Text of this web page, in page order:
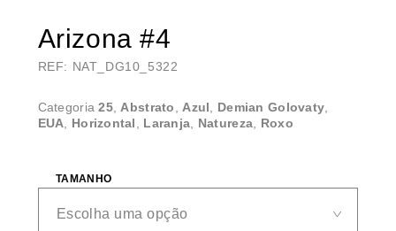
Arizona #4
REF: NAT_DG10_5322
Categoria25, Abstrato Azul Demian Golovaty
EUA
Horizontal Laranja Natureza Roxo
TAMANHO